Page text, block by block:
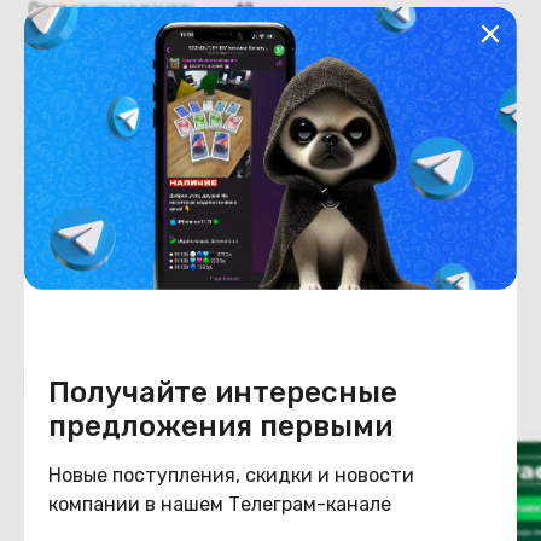
Получайте интересные
предложения первыми
Новые поступления, скидки и новости
компании в нашем Телеграм-канале
Оперативная память 12
Хранение данных
Емкость накопителя 512
Конструкция
Цвет сиреневый
Похожие товары